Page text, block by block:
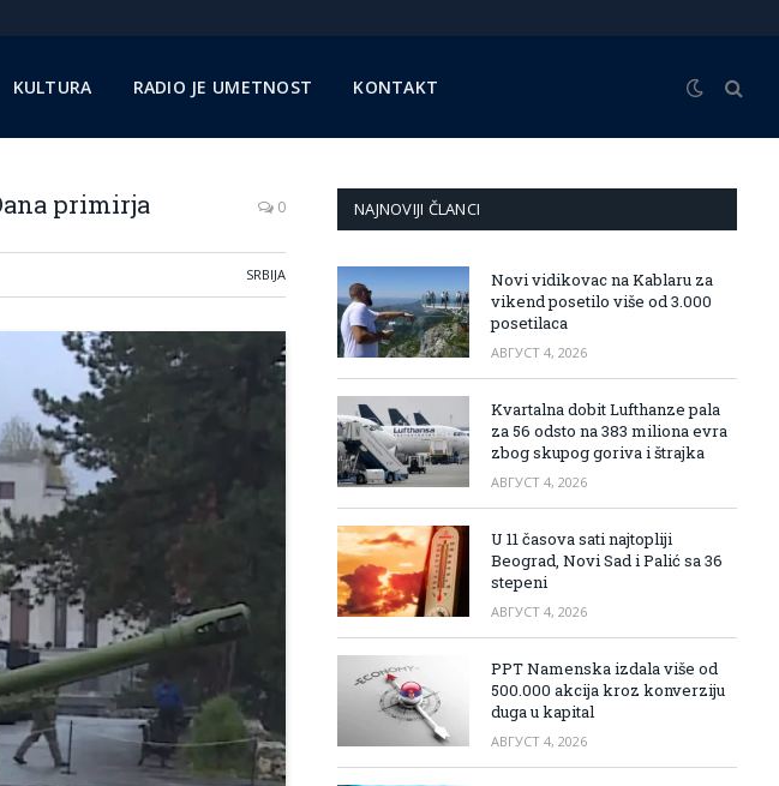
KULTURA RADIO JE UMETNOST KONTAKT
primirja 0
SRBIJA
NAJNOVIJI ČLANCI
Novi vidikovac na Kablaru za
vikend posetilo više od 3.000
posetilaca
АВГУСТ 4, 2026
Kvartalna dobit Lufthanze pala
za 56 odsto na 383 miliona evra
zbog skupog goriva i štrajka
АВГУСТ 4, 2026
U 11 časova sati najtopliji
Beograd, Novi Sad i Palić sa 36
stepeni
АВГУСТ 4, 2026
PPT Namenska izdala više od
500.000 akcija kroz konverziju
duga u kapital
АВГУСТ 4, 2026